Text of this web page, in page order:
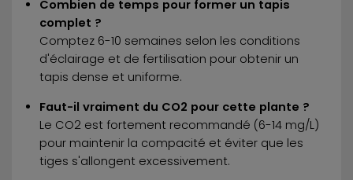
Combien de temps pour former un tapis
complet ?
Comptez 6-10 semaines selon les conditions
d'éclairage et de fertilisation pour obtenir un
tapis dense et uniforme.
Faut-il vraiment du CO2 pour cette plante ?
Le CO2 est fortement recommandé (6-14 mg/L)
pour maintenir la compacité et éviter que les
tiges s'allongent excessivement.